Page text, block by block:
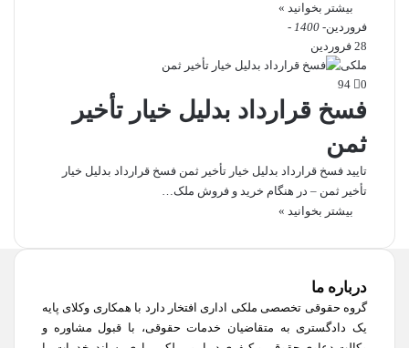
بیشتر بخوانید »
فروردین- 1400 -
28 فروردین
ملکی
0
فسخ قرارداد بدلیل خیار تأخیر
ثمن
تایید فسخ قرارداد بدلیل خیار تأخیر ثمن فسخ قرارداد بدلیل خیار
تأخیر ثمن – در هنگام خرید و فروش ملک…
بیشتر بخوانید »
درباره ما
گروه حقوقی تخصصی ملکی اداری افتخار دارد با همکاری وکلای پایه
یک دادگستری به متقاضیان خدمات حقوقی، با قبول مشاوره و